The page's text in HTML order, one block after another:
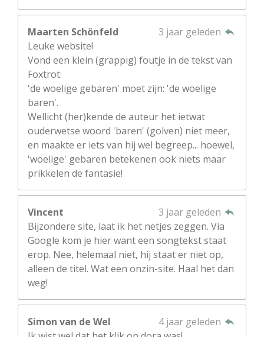
Maarten Schönfeld
3 jaar geleden
Leuke website!
Vond een klein (grappig) foutje in de tekst van
Foxtrot:
'de woelige gebaren' moet zijn: 'de woelige
baren'.
Wellicht (her)kende de auteur het ietwat
ouderwetse woord 'baren' (golven) niet meer,
en maakte er iets van hij wel begreep... hoewel,
'woelige' gebaren betekenen ook niets maar
prikkelen de fantasie!
Vincent
3 jaar geleden
Bijzondere site, laat ik het netjes zeggen. Via
Google kom je hier want een songtekst staat
erop. Nee, helemaal niet, hij staat er niet op,
alleen de titel. Wat een onzin-site. Haal het dan
weg!
Simon van de Wel
4 jaar geleden